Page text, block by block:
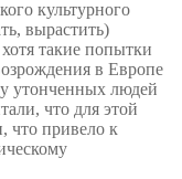
культурного
вырастить)
такие попытки
в Европе
утонченных людей
что для этой
что привело к